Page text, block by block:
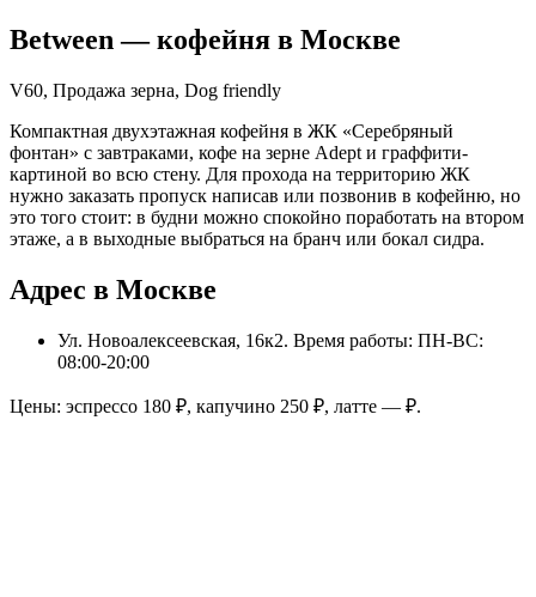
Between — кофейня в Москве
V60, Продажа зерна, Dog friendly
Компактная двухэтажная кофейня в ЖК «Серебряный
фонтан» с завтраками, кофе на зерне Adept и граффити-
картиной во всю стену. Для прохода на территорию ЖК
нужно заказать пропуск написав или позвонив в кофейню, но
это того стоит: в будни можно спокойно поработать на втором
этаже, а в выходные выбраться на бранч или бокал сидра.
Адрес в Москве
Ул. Новоалексеевская, 16к2. Время работы: ПН-ВС:
08:00-20:00
Цены: эспрессо 180 ₽, капучино 250 ₽, латте — ₽.